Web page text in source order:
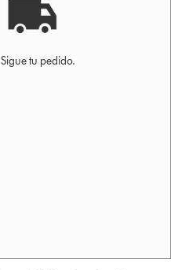
Sigue tu pedido.